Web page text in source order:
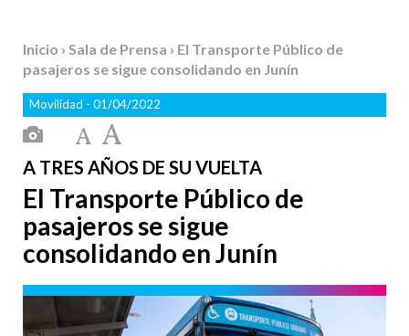
Inicio › Sala de Prensa › El Transporte Público de
pasajeros se sigue consolidando en Junín
Movilidad - 01/04/2022
A TRES AÑOS DE SU VUELTA
El Transporte Público de
pasajeros se sigue
consolidando en Junín